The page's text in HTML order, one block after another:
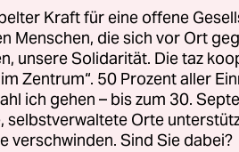
Fall aber im Weg steht.
Kraft für eine offene
Menschen, die sich vor Ort
unsere Solidarität. Die taz
Zentrum“. 50 Prozent aller
ich gehen – bis zum 30.
selbstverwaltete Orte
verschwinden. Sind Sie dabei?